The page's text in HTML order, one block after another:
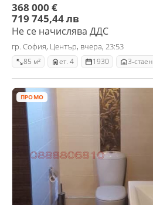
368 000 €
719 745,44 лв
Не се начислява ДДС
гр. София, Център, вчера, 23:53
85 м² ет. 4 1930 3-стаен
ПРОМО